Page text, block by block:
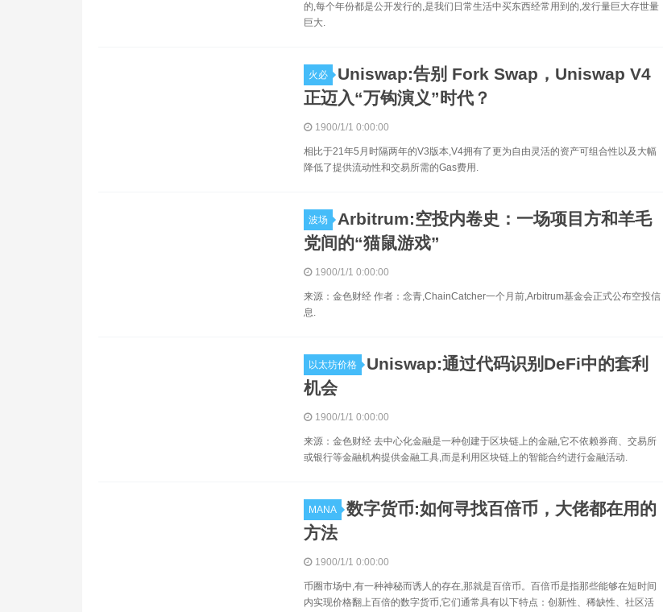
的,每个年份都是公开发行的,是我们日常生活中买东西经常用到的,发行量巨大存世量
巨大.
火必
Uniswap:告别 Fork Swap，Uniswap V4
正迈入“万钩演义”时代？
1900/1/1 0:00:00
相比于21年5月时隔两年的V3版本,V4拥有了更为自由灵活的资产可组合性以及大幅
降低了提供流动性和交易所需的Gas费用.
波场
Arbitrum:空投内卷史：一场项目方和羊毛
党间的“猫鼠游戏”
1900/1/1 0:00:00
来源：金色财经 作者：念青,ChainCatcher一个月前,Arbitrum基金会正式公布空投信
息.
以太坊价格
Uniswap:通过代码识别DeFi中的套利
机会
1900/1/1 0:00:00
来源：金色财经 去中心化金融是一种创建于区块链上的金融,它不依赖券商、交易所
或银行等金融机构提供金融工具,而是利用区块链上的智能合约进行金融活动.
MANA
数字货币:如何寻找百倍币，大佬都在用的
方法
1900/1/1 0:00:00
币圈市场中,有一种神秘而诱人的存在,那就是百倍币。百倍币是指那些能够在短时间
内实现价格翻上百倍的数字货币,它们通常具有以下特点：创新性、稀缺性、社区活